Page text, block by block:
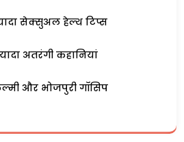
सेक्सुअल हेल्थ टिप्स
अतरंगी कहानियां
और भोजपुरी गॉसिप